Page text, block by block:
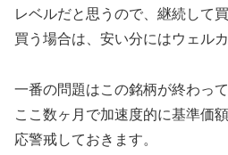
レベルだと思うので、継続して買
買う場合は、安い分にはウェルカ
一番の問題はこの銘柄が終わって
ここ数ヶ月で加速度的に基準価
応警戒しておきます。